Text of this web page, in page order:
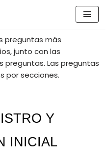
preguntas más
junto con las
preguntas. Las preguntas
por secciones.
Y
INICIAL